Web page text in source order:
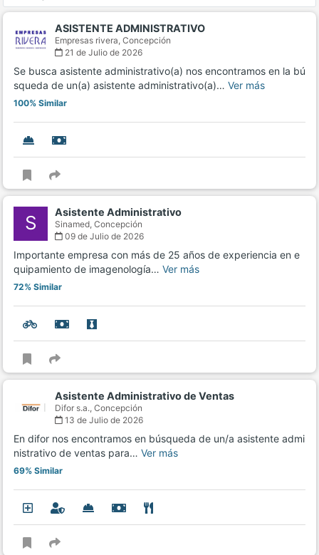
ASISTENTE ADMINISTRATIVO
Empresas rivera, Concepción
21 de Julio de 2026
Se busca asistente administrativo(a) nos encontramos en la bú
squeda de un(a) asistente administrativo(a)… Ver más
100% Similar
S Asistente Administrativo
Sinamed, Concepción
09 de Julio de 2026
Importante empresa con más de 25 años de experiencia en e
quipamiento de imagenología… Ver más
72% Similar
Asistente Administrativo de Ventas
Difor s.a., Concepción
13 de Julio de 2026
En difor nos encontramos en búsqueda de un/a asistente admi
nistrativo de ventas para… Ver más
69% Similar